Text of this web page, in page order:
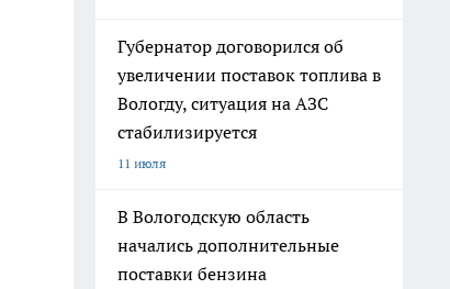
Губернатор договорился об
увеличении поставок топлива в
Вологду, ситуация на АЗС
стабилизируется
11 июля
В Вологодскую область
начались дополнительные
поставки бензина